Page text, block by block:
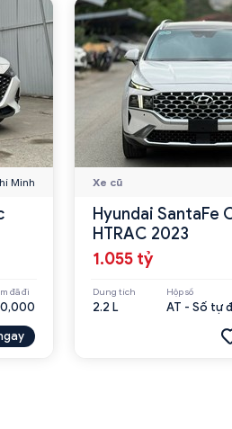
Minh
đã đi
Xe cũ
Hyundai SantaFe
HTRAC 2023
1.055 tỷ
Dung tích
2.2 L
Hộp số
AT - Số tự